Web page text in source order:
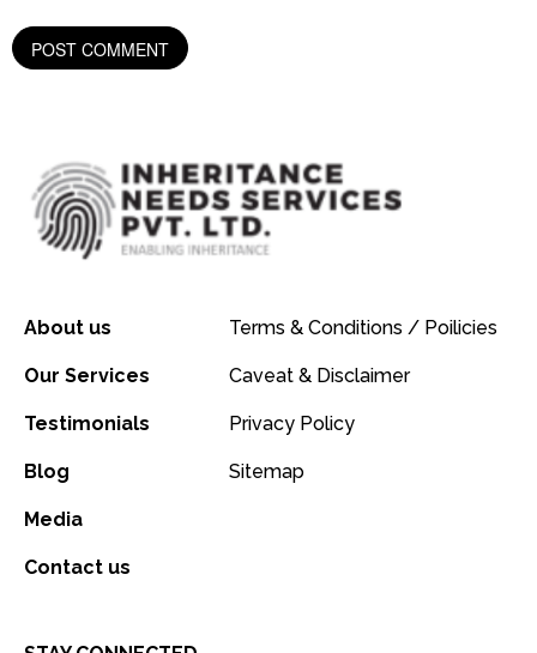
About us
Our Services
Testimonials
Blog
Media
Contact us
Terms & Conditions / Poilicies
Caveat & Disclaimer
Privacy Policy
Sitemap